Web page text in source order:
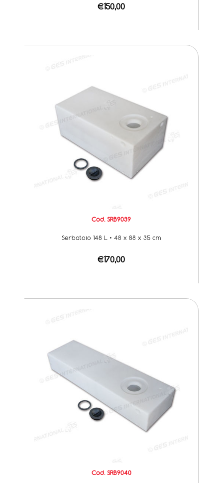
€150,00
Cod. SRB9039
Serbatoio 148 L • 48 x 88 x 35 cm
€170,00
Cod. SRB9040